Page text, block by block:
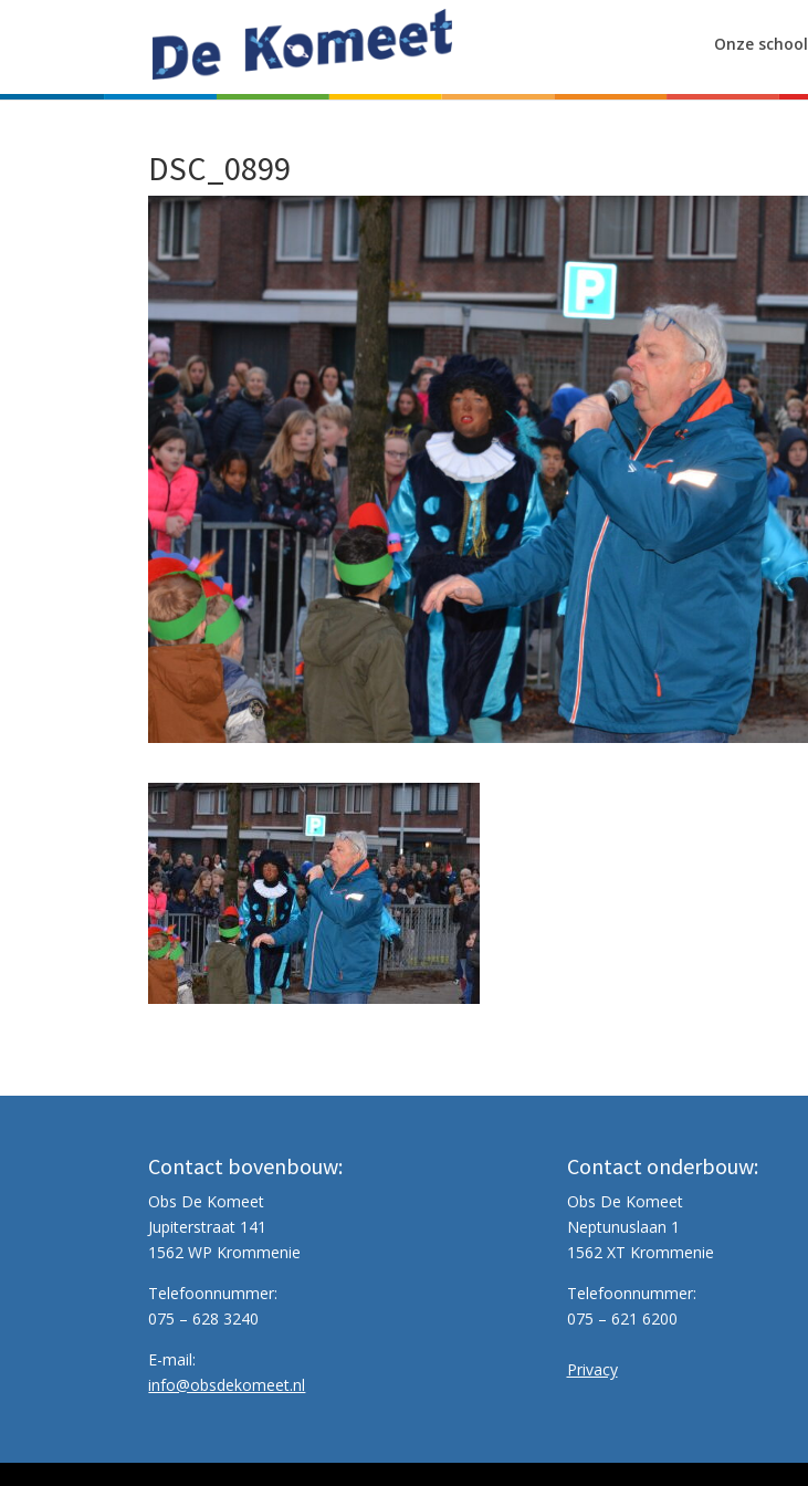
Onze school
DSC_0899
Contact bovenbouw:
Obs De Komeet
Jupiterstraat 141
1562 WP Krommenie
Telefoonnummer:
075 – 628 3240
E-mail:
info@obsdekomeet.nl
Contact onderbouw:
Obs De Komeet
Neptunuslaan 1
1562 XT Krommenie
Telefoonnummer:
075 – 621 6200
Privacy